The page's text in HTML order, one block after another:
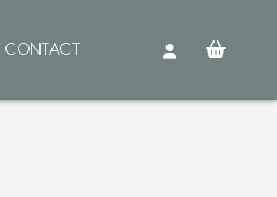
CONTACT